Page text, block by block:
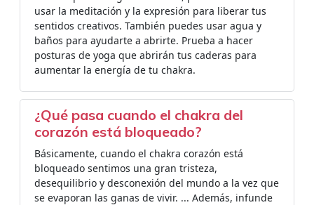
usar la meditación y la expresión para liberar tus
sentidos creativos. También puedes usar agua y
baños para ayudarte a abrirte. Prueba a hacer
posturas de yoga que abrirán tus caderas para
aumentar la energía de tu chakra.
¿Qué pasa cuando el chakra del
corazón está bloqueado?
Básicamente, cuando el chakra corazón está
bloqueado sentimos una gran tristeza,
desequilibrio y desconexión del mundo a la vez que
se evaporan las ganas de vivir. ... Además, infunde